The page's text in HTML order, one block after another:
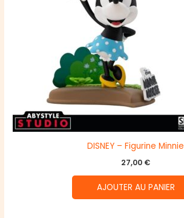
DISNEY – Figurine Minnie
27,00 €
AJOUTER AU PANIER